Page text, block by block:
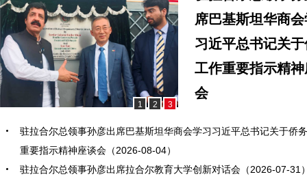
1 2 3
席巴基斯坦华商
习近平总书记关
工作重要指示精
会
驻拉合尔总领事孙彦出席巴基斯坦华商会学习习近平总书记关于侨
重要指示精神座谈会（2026-08-04）
驻拉合尔总领事孙彦出席拉合尔教育大学创新对话会（2026-07-31